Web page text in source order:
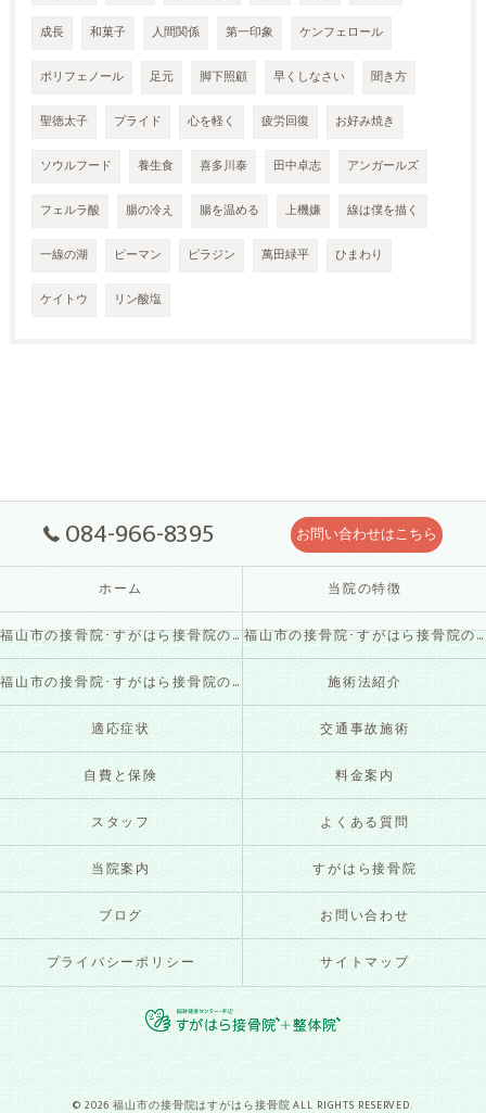
成長 和菓子 人間関係 第一印象 ケンフェロール
ポリフェノール 足元 脚下照顧 早くしなさい 聞き方
聖徳太子 プライド 心を軽く 疲労回復 お好み焼き
ソウルフード 養生食 喜多川泰 田中卓志 アンガールズ
フェルラ酸 腸の冷え 腸を温める 上機嫌 線は僕を描く
一線の湖 ピーマン ピラジン 萬田緑平 ひまわり
ケイトウ リン酸塩
084-966-8395 お問い合わせはこちら
ホーム 当院の特徴
福山市の接骨院･すがはら接骨院の口コミ情報 福山市の接骨院･すがはら接骨院の評判
福山市の接骨院･すがはら接骨院のお客様の声 施術法紹介
適応症状 交通事故施術
自費と保険 料金案内
スタッフ よくある質問
当院案内 すがはら接骨院
ブログ お問い合わせ
プライバシーポリシー サイトマップ
© 2026 福山市の接骨院はすがはら接骨院 ALL RIGHTS RESERVED.